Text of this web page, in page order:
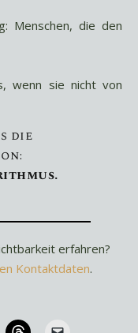
Menschen, die den
wenn sie nicht von
die
erfahren?
Kontaktdaten.